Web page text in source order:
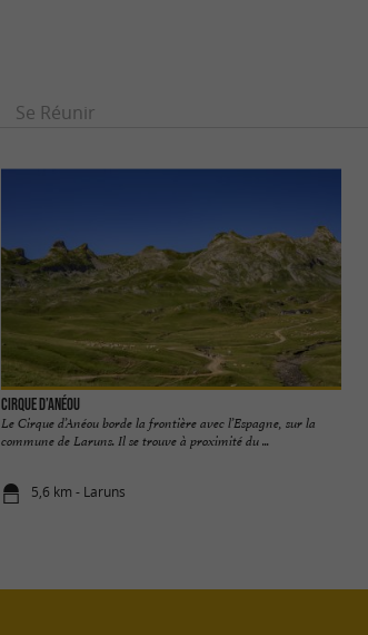
Se Réunir
Cirque d’Anéou
Le Cirque d’Anéou borde la frontière avec l’Espagne, sur la
commune de Laruns. Il se trouve à proximité du ...
5,6 km - Laruns